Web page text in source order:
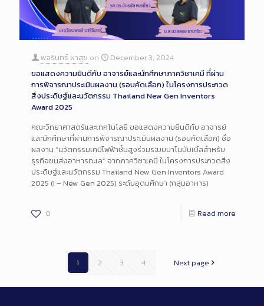
พจรินทร์ ผาสุข on
December 3, 2024
ขอแสดงความยินดีกับ อาจารย์และนักศึกษาภาควิชาเคมี ที่ผ่าน
การพิจารณาประเมินผลงาน (รอบคัดเลือก) ในโครงการประกวด
สิ่งประดิษฐ์และนวัตกรรม Thailand New Gen Inventors
Award 2025
คณะวิทยาศาสตร์และเทคโนโลยี ขอแสดงความยินดีกับ อาจารย์
และนักศึกษาที่ผ่านการพิจารณาประเมินผลงาน (รอบคัดเลือก) ชื่อ
ผลงาน “นวัตกรรมเคมีไฟฟ้าชั้นสูงร่วมระบบนาโนบับเบิ้ลสำหรับ
ธุรกิจขนส่งอาหารทะเล” จากภาควิชาเคมี ในโครงการประกวดสิ่ง
ประดิษฐ์และนวัตกรรม Thailand New Gen Inventors Award
2025 (I – New Gen 2025) ระดับอุดมศึกษา (กลุ่มอาหาร)
0 Read more
1 2 3 4 Next page